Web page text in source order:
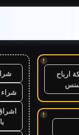
!
ارباح
!